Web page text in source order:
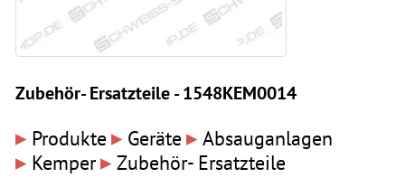
Zubehör- Ersatzteile - 1548KEM0014
▸ Produkte ▸ Geräte ▸ Absauganlagen
▸ Kemper▸ Zubehör- Ersatzteile